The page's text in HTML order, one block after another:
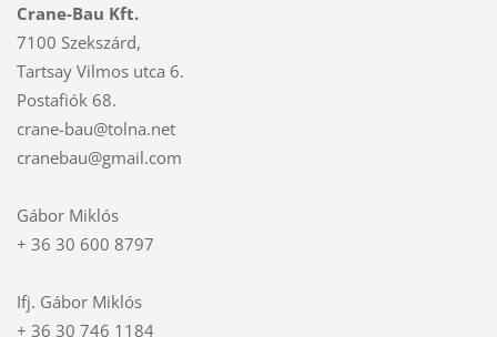
Crane-Bau Kft.
7100 Szekszárd,
Tartsay Vilmos utca 6.
Postafiók 68.
crane-bau@tolna.net
cranebau@gmail.com
Gábor Miklós
+ 36 30 600 8797
Ifj. Gábor Miklós
+ 36 30 746 1184